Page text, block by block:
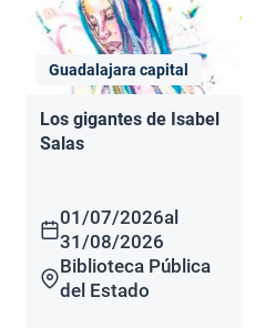
Guadalajara capital
Los gigantes de Isabel
Salas
01/07/2026al
31/08/2026
Biblioteca Pública
del Estado